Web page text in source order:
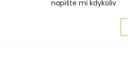
napište mi kdykoliv